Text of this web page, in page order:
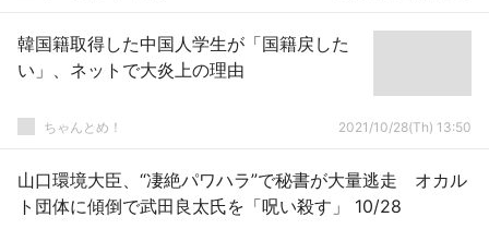
韓国籍取得した中国人学生が「国籍戻した
い」、ネットで大炎上の理由
ちゃんとめ！ 2021/10/28(Th) 13:50
山口環境大臣、“凄絶パワハラ”で秘書が大量逃走 オカル
ト団体に傾倒で武田良太氏を「呪い殺す」 10/28